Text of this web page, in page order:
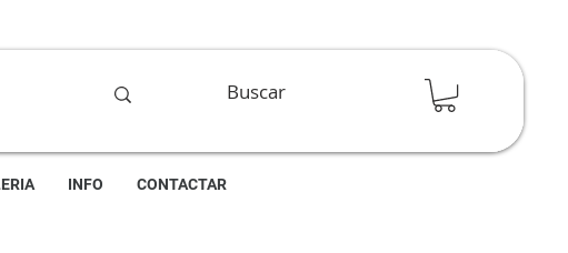
INFO CONTACTAR